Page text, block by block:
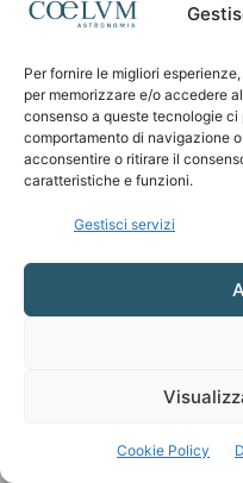
Per fornire le migliori
per memorizzare e/o accedere
consenso a queste tecnologie
comportamento di navigazione
acconsentire o ritirare il
caratteristiche e funzioni.
Gestisci servizi
Cookie Policy